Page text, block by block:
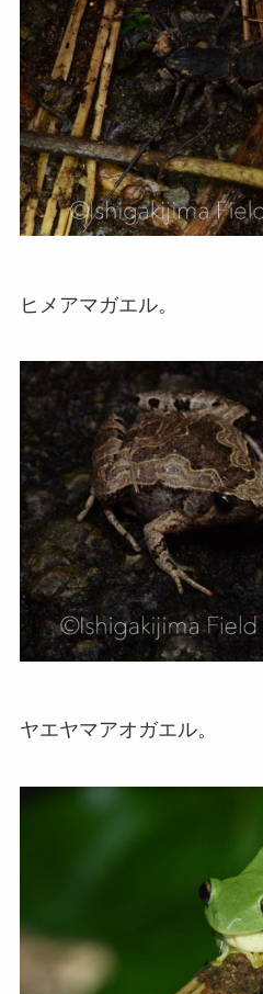
ヒメアマガエル。
ヤエヤマアオガエル。